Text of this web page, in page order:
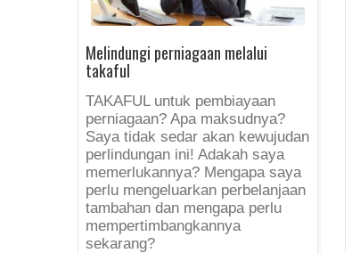
Melindungi perniagaan melalui
takaful
TAKAFUL untuk pembiayaan
perniagaan? Apa maksudnya?
Saya tidak sedar akan kewujudan
perlindungan ini! Adakah saya
memerlukannya? Mengapa saya
perlu mengeluarkan perbelanjaan
tambahan dan mengapa perlu
mempertimbangkannya
sekarang?